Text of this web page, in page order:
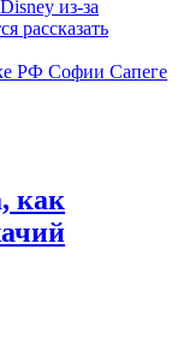
из-за
рассказать
РФ Софии Сапеге
как